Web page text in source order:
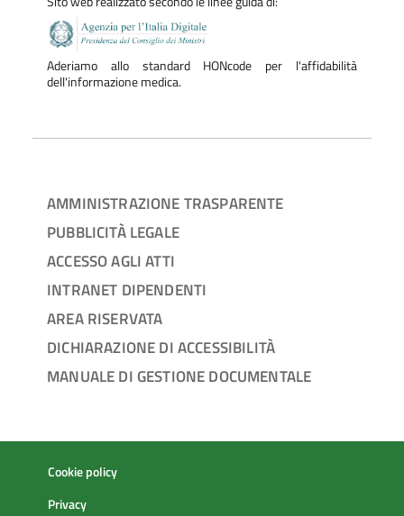
Aderiamo allo standard HONcode per l'affidabilità
dell'informazione medica.
AMMINISTRAZIONE TRASPARENTE
PUBBLICITÀ LEGALE
ACCESSO AGLI ATTI
INTRANET DIPENDENTI
AREA RISERVATA
DICHIARAZIONE DI ACCESSIBILITÀ
MANUALE DI GESTIONE DOCUMENTALE
Cookie policy
Privacy